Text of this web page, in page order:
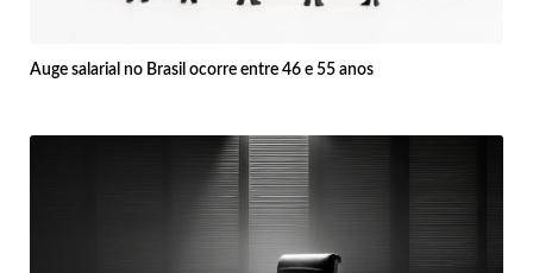
Auge salarial no Brasil ocorre entre 46 e 55 anos